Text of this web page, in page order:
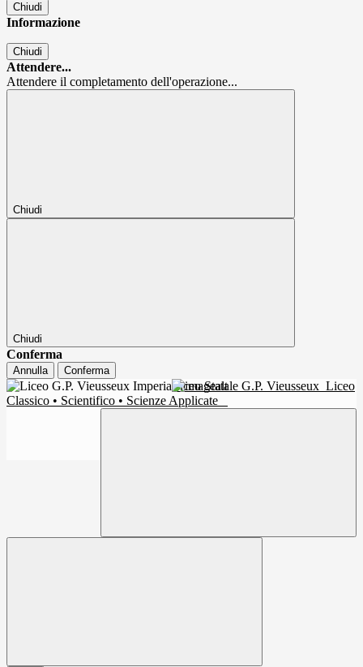
Chiudi
Informazione
Chiudi
Attendere...
Attendere il completamento dell'operazione...
Chiudi
Chiudi
Conferma
Annulla Conferma
Liceo Statale G.P. Vieusseux Liceo
Classico • Scientifico • Scienze Applicate